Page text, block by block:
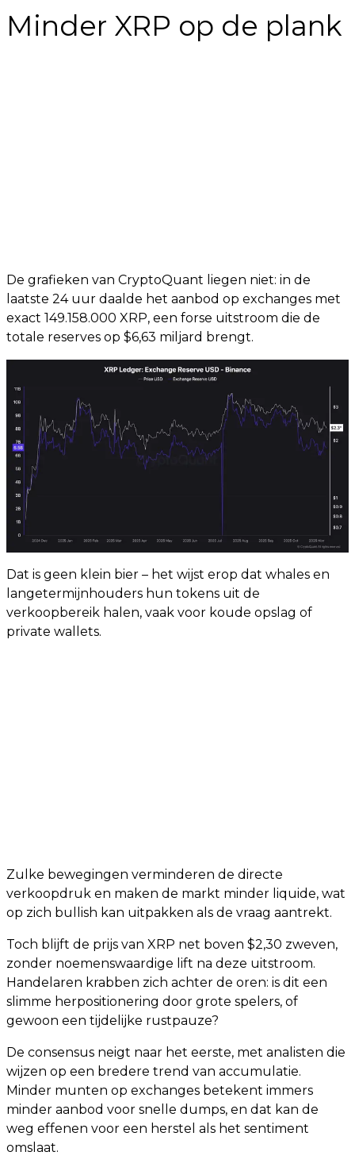
Minder XRP op de plank
De grafieken van CryptoQuant liegen niet: in de
laatste 24 uur daalde het aanbod op exchanges met
exact 149.158.000 XRP, een forse uitstroom die de
totale reserves op $6,63 miljard brengt.
Dat is geen klein bier – het wijst erop dat whales en
langetermijnhouders hun tokens uit de
verkoopbereik halen, vaak voor koude opslag of
private wallets.
Zulke bewegingen verminderen de directe
verkoopdruk en maken de markt minder liquide, wat
op zich bullish kan uitpakken als de vraag aantrekt.
Toch blijft de prijs van XRP net boven $2,30 zweven,
zonder noemenswaardige lift na deze uitstroom.
Handelaren krabben zich achter de oren: is dit een
slimme herpositionering door grote spelers, of
gewoon een tijdelijke rustpauze?
De consensus neigt naar het eerste, met analisten die
wijzen op een bredere trend van accumulatie.
Minder munten op exchanges betekent immers
minder aanbod voor snelle dumps, en dat kan de
weg effenen voor een herstel als het sentiment
omslaat.